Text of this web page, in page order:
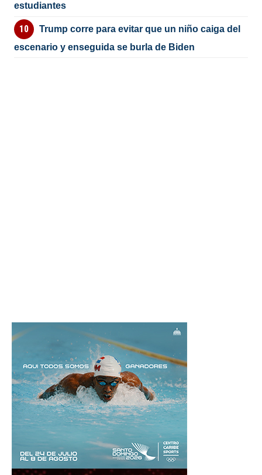
estudiantes
Trump corre para evitar que un niño caiga del
escenario y enseguida se burla de Biden